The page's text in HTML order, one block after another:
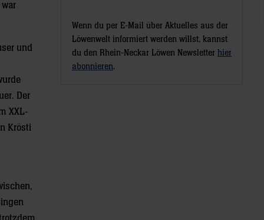
und
Der
XXL-
Krösti
Wenn du per E-Mail über Aktuelles aus der
Löwenwelt informiert werden willst, kannst
du den Rhein-Neckar Löwen Newsletter hier
abonnieren.